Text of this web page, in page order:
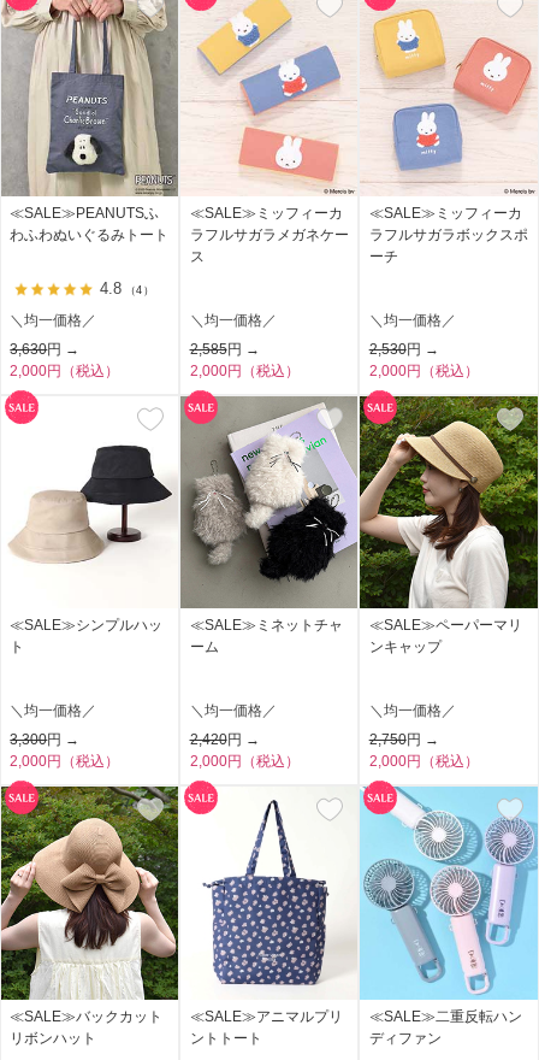
≪SALE≫PEANUTSふ
わふわぬいぐるみトート
4.8 （4）
＼均一価格／
3,630円 →
2,000円（税込）
≪SALE≫ミッフィーカ
ラフルサガラメガネケー
ス
＼均一価格／
2,585円 →
2,000円（税込）
≪SALE≫ミッフィーカ
ラフルサガラボックスポ
ーチ
＼均一価格／
2,530円 →
2,000円（税込）
≪SALE≫シンプルハッ
ト
＼均一価格／
3,300円 →
2,000円（税込）
≪SALE≫ミネットチャ
ーム
＼均一価格／
2,420円 →
2,000円（税込）
≪SALE≫ペーパーマリ
ンキャップ
＼均一価格／
2,750円 →
2,000円（税込）
≪SALE≫バックカット
リボンハット
≪SALE≫アニマルプリ
ントトート
≪SALE≫二重反転ハン
ディファン